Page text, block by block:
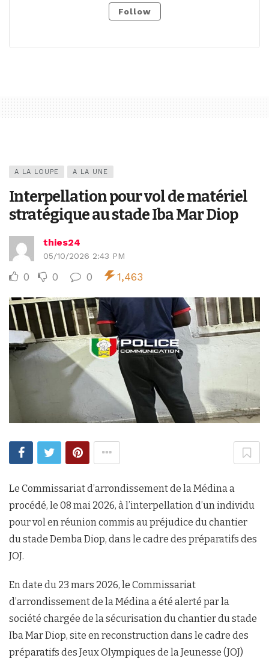
Follow
A LA LOUPE A LA UNE
Interpellation pour vol de matériel
stratégique au stade Iba Mar Diop
thies24
05/10/2026 2:43 PM
0 0 0 1,463
Le Commissariat d’arrondissement de la Médina a
procédé, le 08 mai 2026, à l’interpellation d’un individu
pour vol en réunion commis au préjudice du chantier
du stade Demba Diop, dans le cadre des préparatifs des
JOJ.
En date du 23 mars 2026, le Commissariat
d’arrondissement de la Médina a été alerté par la
société chargée de la sécurisation du chantier du stade
Iba Mar Diop, site en reconstruction dans le cadre des
préparatifs des Jeux Olympiques de la Jeunesse (JOJ)